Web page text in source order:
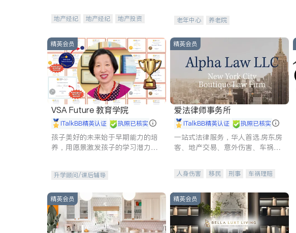
地产经纪 地产经纪
地产投资
老年中心 养老院
精英会员
VSA Future 教育学院
iTalkBB精英认证 执照已核实
孩子美好的未来始于早期能力的培
养，用愿景激发孩子的学习潜力和
升学顾问/课后辅导
精英会员
爱法律师事务所
iTalkBB精英认证 执照已核实
一站式法律服务，华人首选.房东房
客、地产交易、意外伤害、车祸重
人身伤害 移民 刑事
车祸理赔
商标注册
索赔 律师-其它 保释
精英会员 精英会员